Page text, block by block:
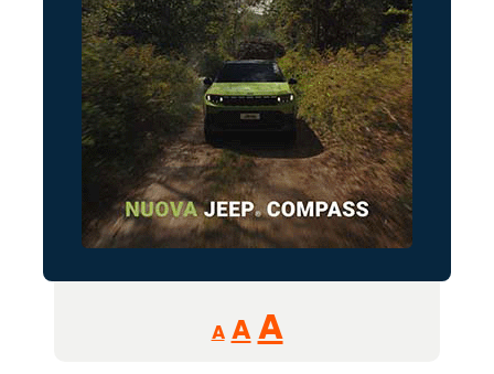
A
Reducir
tamaño
A Restablecer
AAumentar